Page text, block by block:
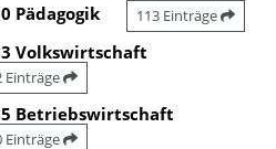
Pädagogik 113 Einträge
Volkswirtschaft
Einträge
Betriebswirtschaft
Einträge